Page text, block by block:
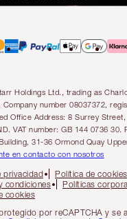
Holdings Ltd., trading as
Company number 08037372,
Office Address: 8 Surrey
VAT number: GB 144 0736 30.
31-36 Ormond Quay
en contacto con nosotros
privacidad
Política de cookies
condiciones
Políticas
cookies
por reCAPTCHA y se